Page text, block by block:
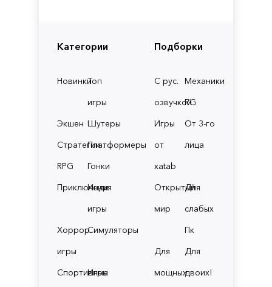
Категории
НовинкиТоп
игры
Экшен Шутеры
СтратегииПлатформеры
RPG
Гонки
Приключения
Инди
игры
Хоррор
игры
Симуляторы
Спортивные
Игры
Подборки
С рус.
озвучкой
Механики
RG
Игры
от
xatab
От 3-го
лица
Открытый
мир
Для
слабых
Пк
Для
мощных
Для
двоих!